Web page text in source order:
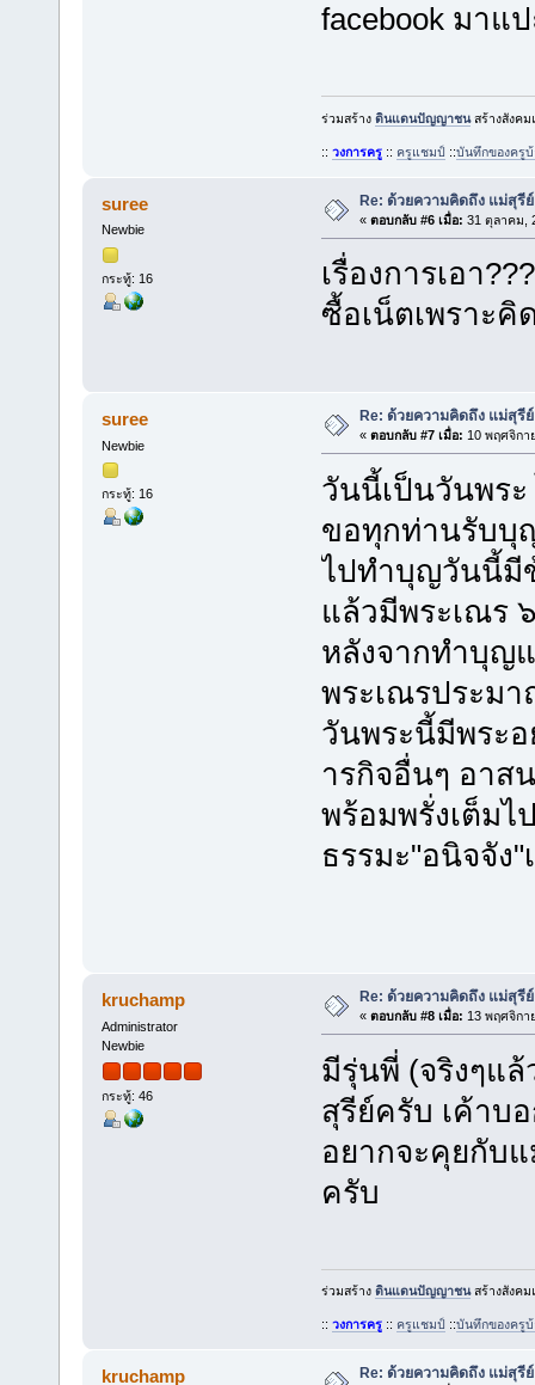
facebook มาแ
ร่วมสร้าง ดินแดนปัญญาชนสร้างสังคม
:: วงการครู:: ครูแชมป์ ::บันทึกของครู
suree
Newbie
กระทู้: 16
Re: ด้วยความคิดถึง แม่สุรี
« ตอบกลับ #6 เมื่อ: 31 ตุลาคม,
เรื่องการเอา
ซื้อเน็ตเพราะคิ
suree
Newbie
กระทู้: 16
Re: ด้วยความคิดถึง แม่สุรี
« ตอบกลับ #7 เมื่อ: 10 พฤศจิกา
วันนี้เป็นวันพร
ขอทุกท่านรับบุ
ไปทำบุญวันนี้มี
แล้วมีพระเณร
หลังจากทำบุญ
พระเณรประม
วันพระนี้มีพระ
ารกิจอื่นๆ อาส
พร้อมพรั่งเต็มไ
ธรรมะ"อนิจจัง
kruchamp
Administrator
Newbie
กระทู้: 46
Re: ด้วยความคิดถึง แม่สุรี
« ตอบกลับ #8 เมื่อ: 13 พฤศจิกา
มีรุ่นพี่ (จริงๆแ
สุรีย์ครับ เค้าบ
อยากจะคุยกับแ
ครับ
ร่วมสร้าง ดินแดนปัญญาชนสร้างสังคม
:: วงการครู:: ครูแชมป์ ::บันทึกของครู
kruchamp Re: ด้วยความคิดถึง แม่สุรี